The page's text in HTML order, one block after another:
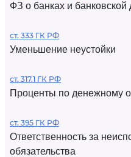
ФЗ о банках и банковской
ст. 333 ГК РФ
Уменьшение неустойки
ст. 317.1 ГК РФ
Проценты по денежному
ст. 395 ГК РФ
Ответственность за
обязательства